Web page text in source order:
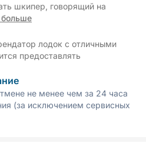
шкипер, говорящий на
больше
лодок с отличными
предоставлять
не менее чем за 24 часа
(за исключением сервисных